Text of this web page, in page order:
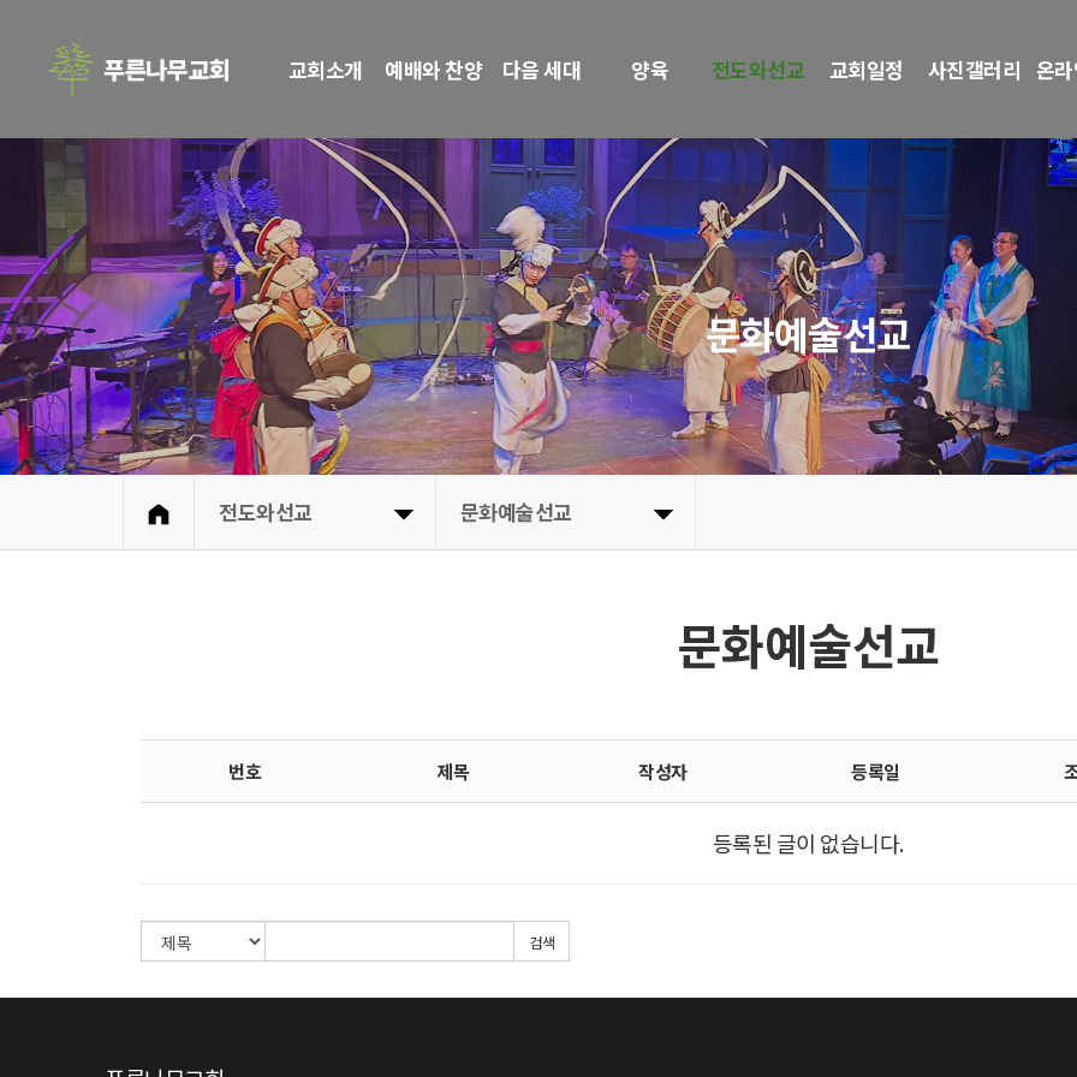
교회소개 예배와 찬양 다음 세대 양육 전도와선교 교회일정 사진갤러리 온
문화예술선교
전도와선교 문화예술선교
문화예술선교
번호 제목 작성자 등록일
등록된 글이 없습니다.
검색